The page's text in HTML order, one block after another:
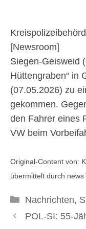
[Newsroom]
Siegen-Geisweid
Hüttengraben“ in
(07.05.2026) zu
gekommen.
den Fahrer eines
VW beim
Original-Content von:
übermittelt durch news
Kategorien
Nachrichten,
POL-SI: 55-